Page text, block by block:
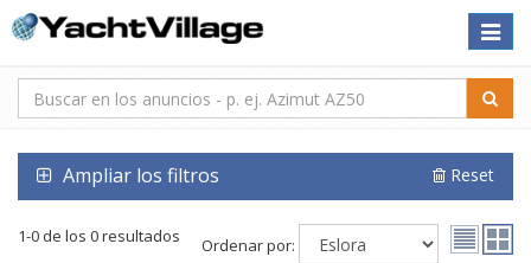
Toggle
Ampliar los filtros Reset
1-0 de los 0 resultados Ordenar por: